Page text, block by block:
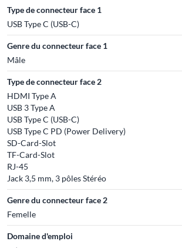
Type de connecteur face 1
USB Type C (USB-C)
Genre du connecteur face 1
Mâle
Type de connecteur face 2
HDMI Type A
USB 3 Type A
USB Type C (USB-C)
USB Type C PD (Power Delivery)
SD-Card-Slot
TF-Card-Slot
RJ-45
Jack 3,5 mm, 3 pôles Stéréo
Genre du connecteur face 2
Femelle
Domaine d'emploi